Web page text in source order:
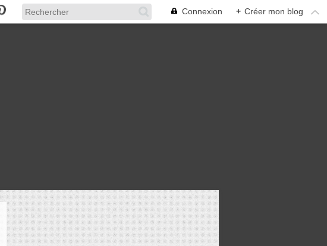
Connexion + Créer mon blog